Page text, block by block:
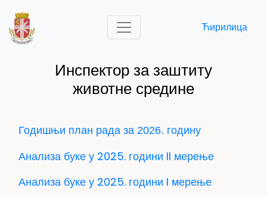
Ћирилица
Инспектор за заштиту
животне средине
Годишњи план рада за 2026. годину
Анализа буке у 2025. години II мерење
Анализа буке у 2025. години I мерење